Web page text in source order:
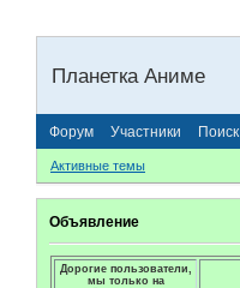
Планетка Аниме
Форум Участники Поиск
Активные темы
Объявление
Дорогие пользователи,
мы только на